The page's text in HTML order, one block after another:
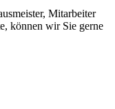
Mitarbeiter
können wir Sie gerne